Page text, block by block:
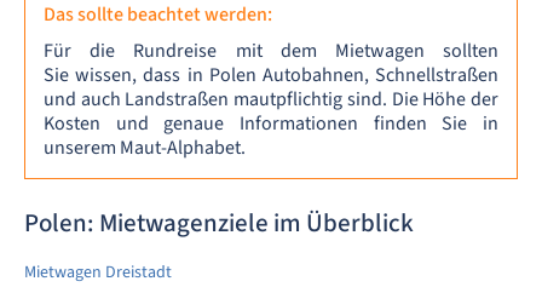
Das sollte beachtet werden:
Für die Rundreise mit dem Mietwagen sollten
Sie wissen, dass in Polen Autobahnen, Schnellstraßen
und auch Landstraßen mautpflichtig sind. Die Höhe der
Kosten und genaue Informationen finden Sie in
unserem Maut-Alphabet.
Polen: Mietwagenziele im Überblick
Mietwagen Dreistadt